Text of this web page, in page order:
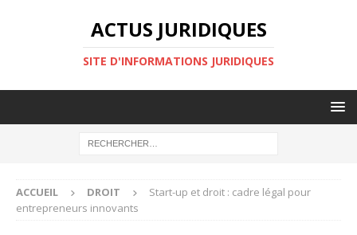
ACTUS JURIDIQUES
SITE D'INFORMATIONS JURIDIQUES
ACCUEIL DROIT
Start-up et droit : cadre légal pour
entrepreneurs innovants